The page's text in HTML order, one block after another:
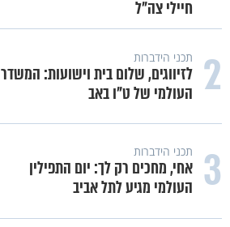
חיילי צה"ל
2 תכני הידברות
לזיווגים, שלום בית וישועות: המשדר
העולמי של ט"ו באב
3 תכני הידברות
אחי, מחכים רק לך: יום התפילין
העולמי מגיע לתל אביב